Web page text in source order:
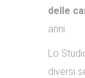
delle
anni.
Lo
diversi